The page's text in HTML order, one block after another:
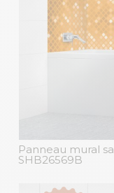
Panneau mural
SHB26569B